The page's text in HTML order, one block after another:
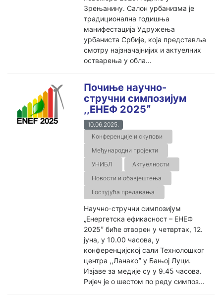
Зрењанину. Салон урбанизма је
традиционална годишња
манифестација Удружења
урбаниста Србије, која представља
смотру најзначајнијих и актуелних
остварења у обла...
Почиње научно-
стручни симпозијум
,,ЕНЕФ 2025ˮ
10.06.2025.
Конференције и скупови
Међународни пројекти
УНИБЛ
Актуелности
Новости и обавјештења
Гостујућа предавања
Научно-стручни симпозијум
„Енергетска ефикасност – ЕНЕФ
2025ˮ биће отворен у четвртак, 12.
јуна, у 10.00 часова, у
конференцијској сали Технолошког
центра ,,Ланакоˮ у Бањој Луци.
Изјаве за медије су у 9.45 часова.
Ријеч је о шестом по реду симпоз...